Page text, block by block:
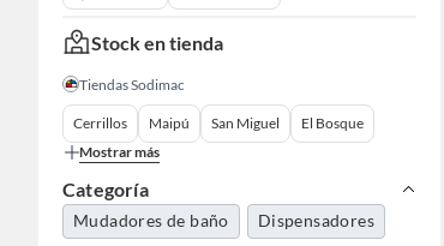
Stock en tienda
Tiendas Sodimac
Cerrillos Maipú San Miguel
El Bosque
Mostrar más
Categoría
Mudadores de baño Dispensadores